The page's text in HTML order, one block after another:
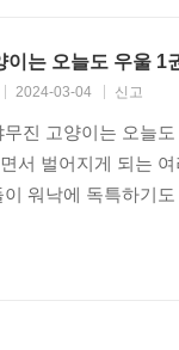
이는 오늘도 우울 1
2024-03-04 신고
진 고양이는 오늘
서 벌어지게 되는
워낙에 독특하기